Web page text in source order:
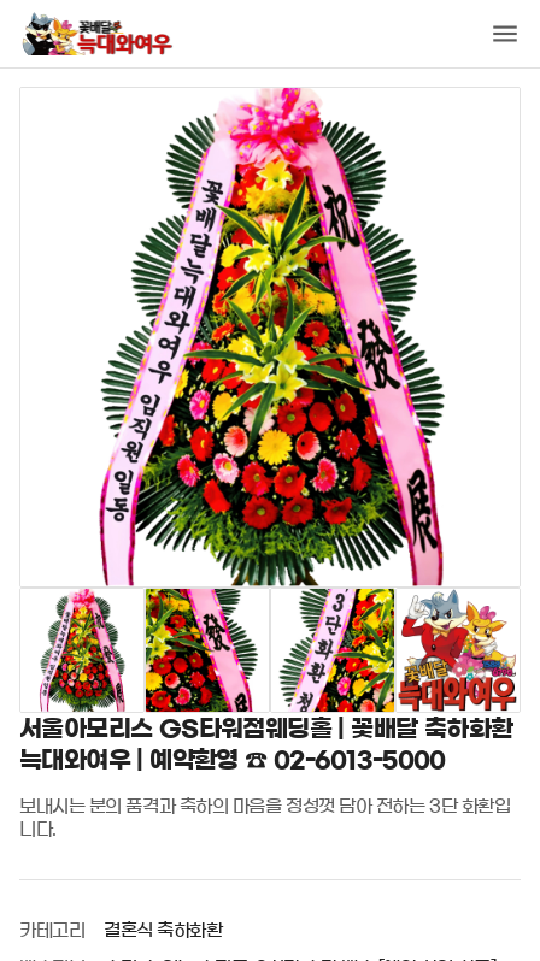
서울아모리스 GS타워점웨딩홀 | 꽃배달 축하화환
늑대와여우 | 예약환영 ☎ 02-6013-5000
보내시는 분의 품격과 축하의 마음을 정성껏 담아 전하는 3단 화환입
니다.
카테고리 결혼식 축하화환